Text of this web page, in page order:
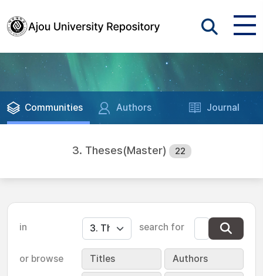
Communities Authors Journal
3. Theses(Master) 22
in search for
or browse Titles Authors